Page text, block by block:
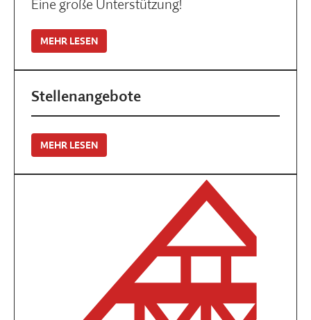
Eine große Unterstützung!
MEHR LESEN
Stellenangebote
MEHR LESEN